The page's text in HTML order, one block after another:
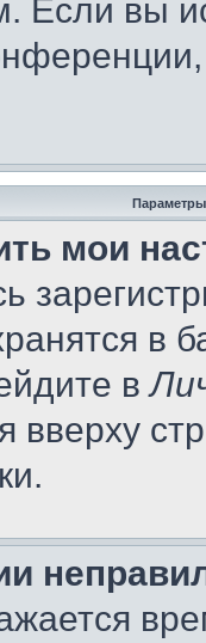
Если вы
Параметры
мои
в
в
вверху